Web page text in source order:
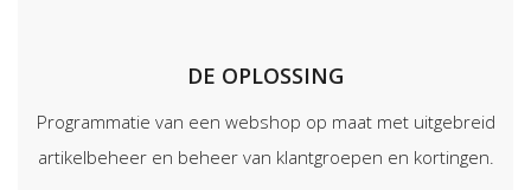
DE OPLOSSING
Programmatie van een webshop op maat met uitgebreid
artikelbeheer en beheer van klantgroepen en kortingen.